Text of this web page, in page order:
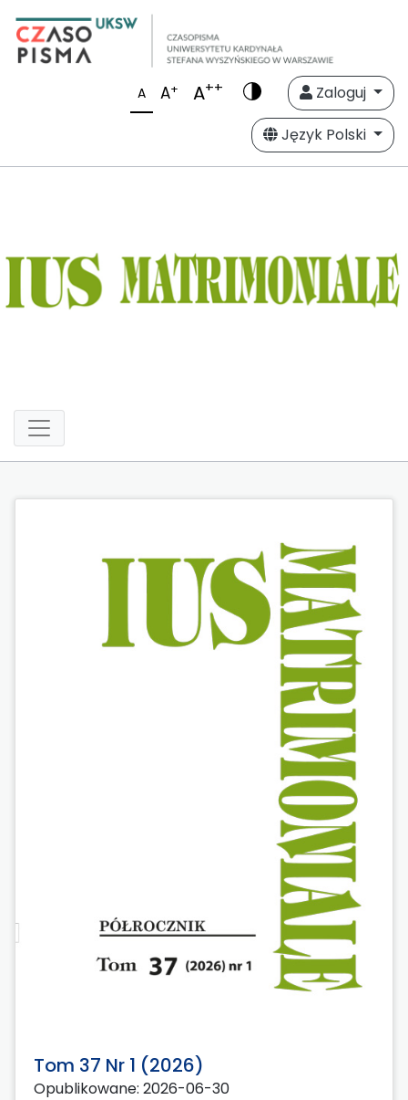
A A+ A++
Zaloguj
Język Polski
Tom 37 Nr 1 (2026)
Opublikowane: 2026-06-30